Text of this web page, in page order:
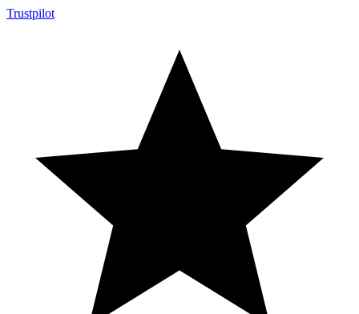
Trustpilot